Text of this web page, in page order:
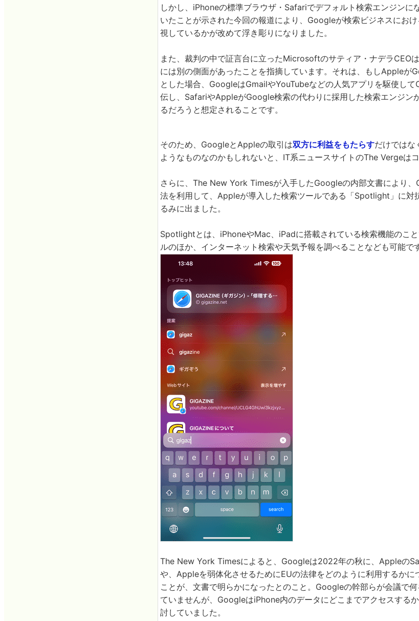
しかし、iPhoneの標準ブラウザ・Safariでデフォルト検索エンジンに
いたことが示された今回の報道により、Googleが検索ビジネスにお
視しているかが改めて浮き彫りになりました。
また、裁判の中で証言台に立ったMicrosoftのサティア・ナデラCEO
には別の側面があったことを指摘しています。それは、もしAppleが
とした場合、GoogleはGmailやYouTubeなどの人気アプリを駆使し
伝し、SafariやAppleがGoogle検索の代わりに採用した検索エンジン
るだろうと想定されることです。
そのため、GoogleとAppleの取引は双方に利益をもたらすだけではな
ようなものなのかもしれないと、IT系ニュースサイトのThe Vergeはコ
さらに、The New York Timesが入手したGoogleの内部文書により
法を利用して、Appleが導入した検索ツールである「Spotlight」に対
るみに出ました。
Spotlightとは、iPhoneやMac、iPadに搭載されている検索機能のこ
ルのほか、インターネット検索や天気予報を調べることなども可能です
The New York Timesによると、Googleは2022年の秋に、Appleの
や、Appleを弱体化させるためにEUの法律をどのように利用するかに
ことが、文書で明らかになったとのこと。Googleの幹部らが会議で
ていませんが、GoogleはiPhone内のデータにどこまでアクセスする
討していました。